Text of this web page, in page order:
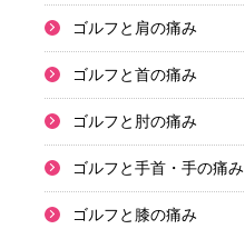
ゴルフと肩の痛み
ゴルフと首の痛み
ゴルフと肘の痛み
ゴルフと手首・手の痛み
ゴルフと膝の痛み